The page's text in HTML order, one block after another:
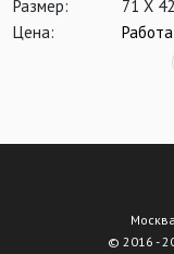
Размер:
71 Х
Цена:
© 2016 -